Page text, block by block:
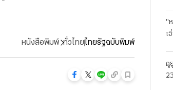
หนังสือพิมพ์ ทั่วไทยไทยรัฐฉบับพิมพ์
"
เ
ดู